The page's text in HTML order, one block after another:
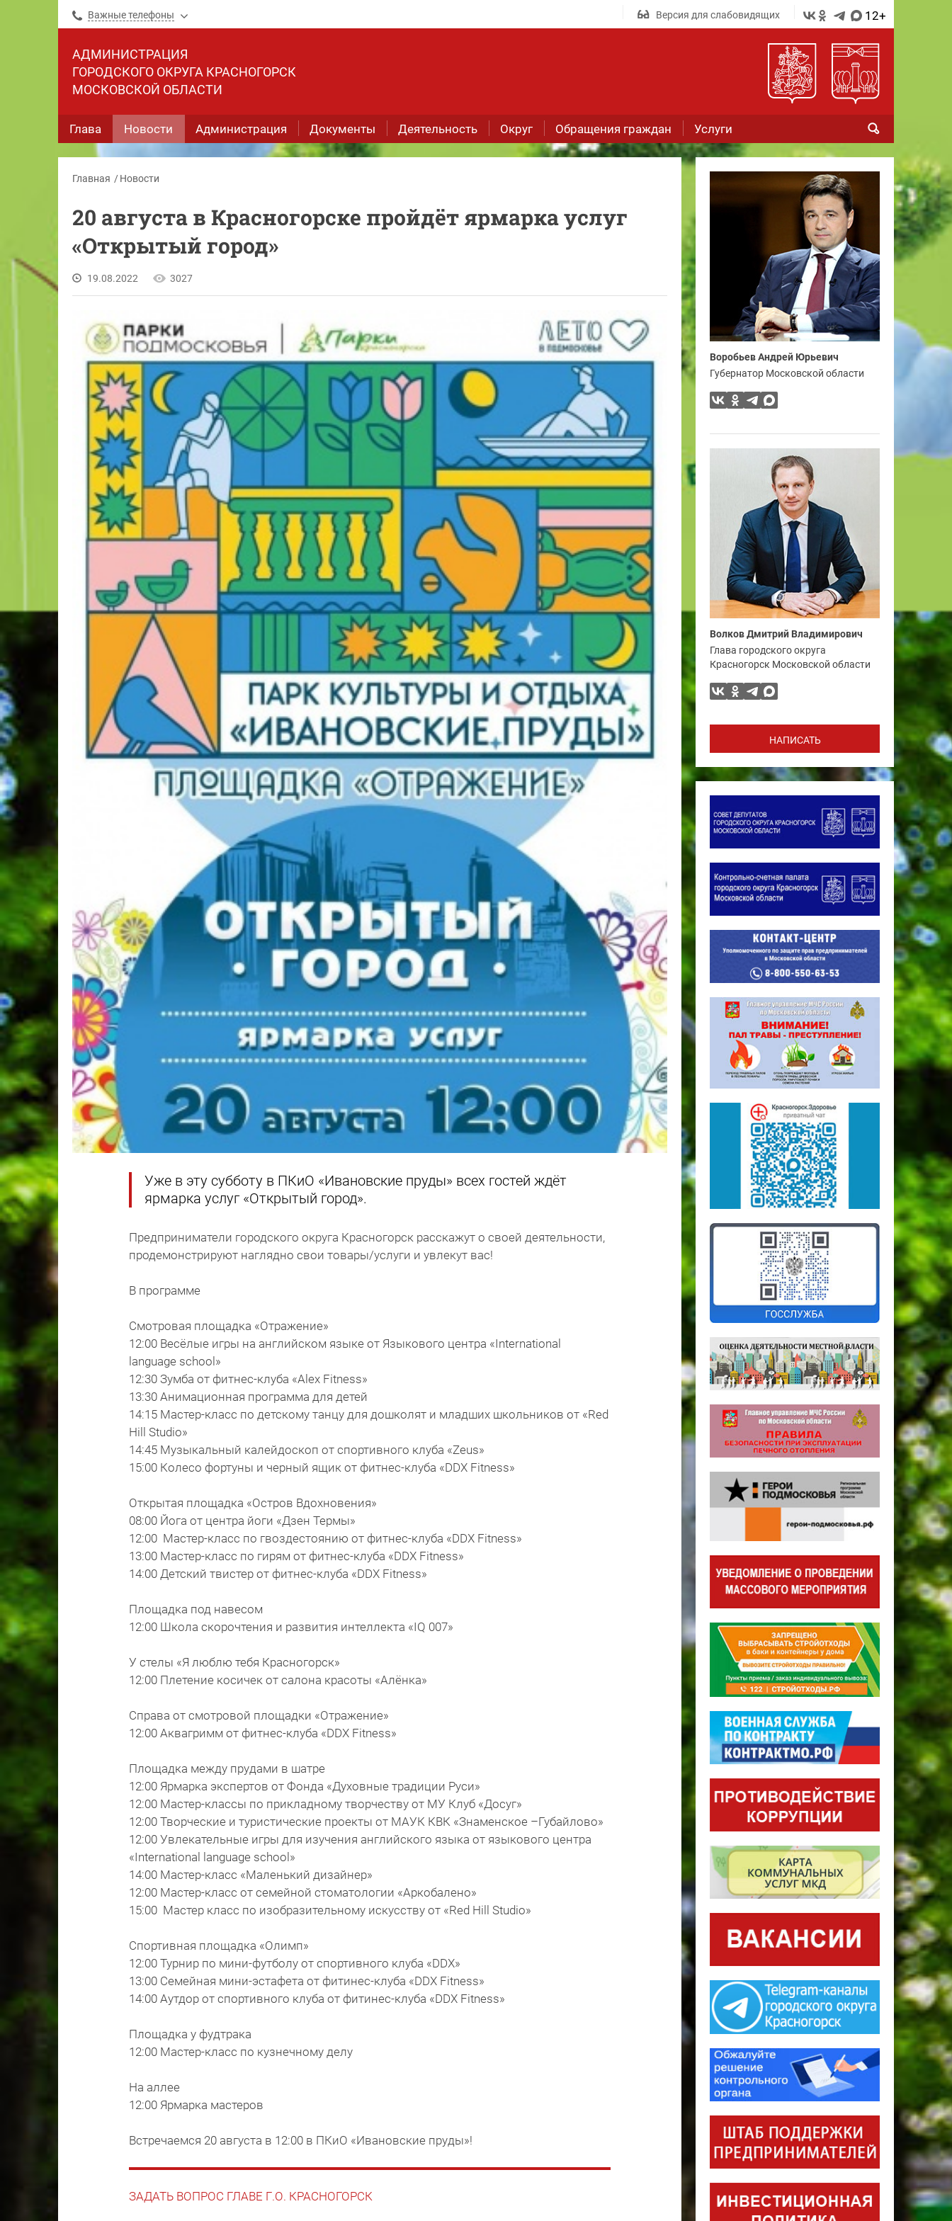
Важные телефоны Версия для слабовидящих 12+
АДМИНИСТРАЦИЯ
ГОРОДСКОГО ОКРУГА КРАСНОГОРСК
МОСКОВСКОЙ ОБЛАСТИ
Глава Новости Администрация Документы Деятельность Округ Обращения граждан Услуги
Главная Новости
20 августа в Красногорске пройдёт ярмарка услуг
«Открытый город»
19.08.2022 3027
Уже в эту субботу в ПКиО «Ивановские пруды» всех гостей ждёт
ярмарка услуг «Открытый город».
Предприниматели городского округа Красногорск расскажут о своей деятельности,
продемонстрируют наглядно свои товары/услуги и увлекут вас!
В программе
Смотровая площадка «Отражение»
12:00 Весёлые игры на английском языке от Языкового центра «International
language school»
12:30 Зумба от фитнес-клуба «Alex Fitness»
13:30 Анимационная программа для детей
14:15 Мастер-класс по детскому танцу для дошколят и младших школьников от «Red
Hill Studio»
14:45 Музыкальный калейдоскоп от спортивного клуба «Zeus»
15:00 Колесо фортуны и черный ящик от фитнес-клуба «DDX Fitness»
Открытая площадка «Остров Вдохновения»
08:00 Йога от центра йоги «Дзен Термы»
12:00 Мастер-класс по гвоздестоянию от фитнес-клуба «DDX Fitness»
13:00 Мастер-класс по гирям от фитнес-клуба «DDX Fitness»
14:00 Детский твистер от фитнес-клуба «DDX Fitness»
Площадка под навесом
12:00 Школа скорочтения и развития интеллекта «IQ 007»
У стелы «Я люблю тебя Красногорск»
12:00 Плетение косичек от салона красоты «Алёнка»
Справа от смотровой площадки «Отражение»
12:00 Аквагримм от фитнес-клуба «DDX Fitness»
Площадка между прудами в шатре
12:00 Ярмарка экспертов от Фонда «Духовные традиции Руси»
12:00 Мастер-классы по прикладному творчеству от МУ Клуб «Досуг»
12:00 Творческие и туристические проекты от МАУК КВК «Знаменское –Губайлово»
12:00 Увлекательные игры для изучения английского языка от языкового центра
«International language school»
14:00 Мастер-класс «Маленький дизайнер»
12:00 Мастер-класс от семейной стоматологии «Аркобалено»
15:00 Мастер класс по изобразительному искусству от «Red Hill Studio»
Спортивная площадка «Олимп»
12:00 Турнир по мини-футболу от спортивного клуба «DDX»
13:00 Семейная мини-эстафета от фитинес-клуба «DDX Fitness»
14:00 Аутдор от спортивного клуба от фитинес-клуба «DDX Fitness»
Площадка у фудтрака
12:00 Мастер-класс по кузнечному делу
На аллее
12:00 Ярмарка мастеров
Встречаемся 20 августа в 12:00 в ПКиО «Ивановские пруды»!
ЗАДАТЬ ВОПРОС ГЛАВЕ Г.О. КРАСНОГОРСК
Воробьев Андрей Юрьевич
Губернатор Московской области
Волков Дмитрий Владимирович
Глава городского округа
Красногорск Московской области
НАПИСАТЬ